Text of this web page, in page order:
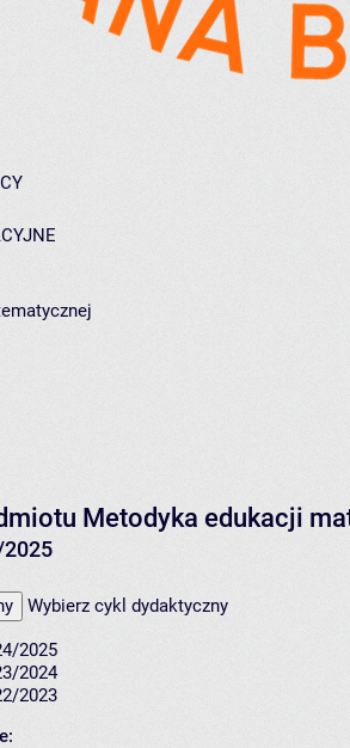
Metodyka edukacji
Wybierz cykl dydaktyczny
2025
2024
2023